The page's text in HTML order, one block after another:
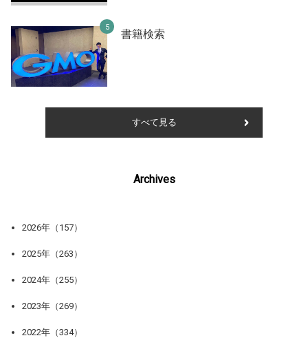
書籍検索
すべて見る
Archives
2026年（157）
2025年（263）
2024年（255）
2023年（269）
2022年（334）